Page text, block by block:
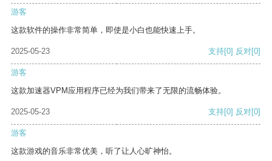
游客
这款软件的操作非常简单，即使是小白也能快速上手。
2025-05-23 支持[0] 反对[0]
游客
这款加速器VPM应用程序已经为我们带来了无限的流畅体验。
2025-05-23 支持[0] 反对[0]
游客
这款游戏的音乐非常优美，听了让人心旷神怡。